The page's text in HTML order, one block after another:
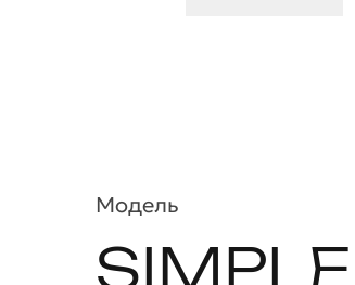
Модель
SIMPLE